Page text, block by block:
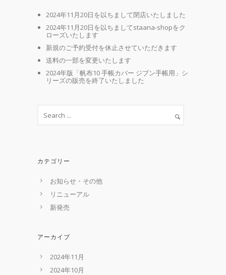
2024年11月20日を以ちまして閉店いたしました
2024年11月20日を以ちましてstaana-shopをク
ローズいたします
新規のご予約受付を休止させていただきます
送料の一部を変更いたします
2024年版「帆布10 手帳カバー ジブン手帳用」シ
リーズの販売を終了いたしました
カテゴリー
お知らせ・その他
リニューアル
新発売
アーカイブ
2024年11月
2024年10月